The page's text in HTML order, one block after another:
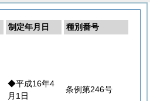
制定年月日
種別番号
◆平成16年4
月1日
条例第246号